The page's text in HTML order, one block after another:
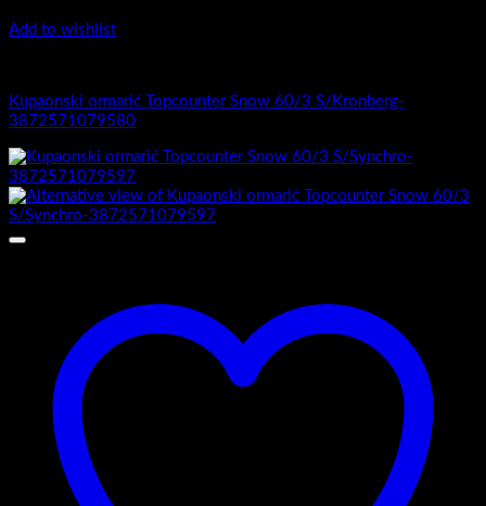
Add to wishlist
Kupaonski ormarić Topcounter Snow 60/3 S/Kronberg-
3872571079580